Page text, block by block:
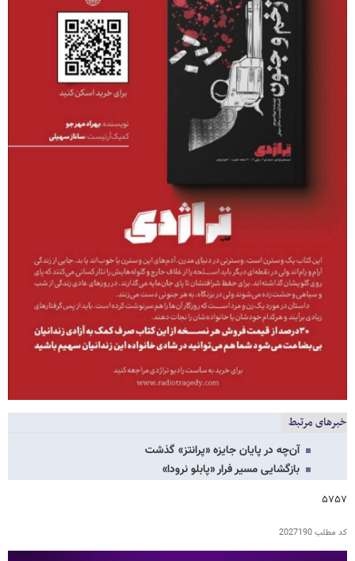
خبرهای مرتبط
آن‌چه در پایان جایزه «پرانتز» گذشت
بازگشایی مسیر فرار «پابلو نرودا»
۵۷۵۷
کد مطلب2027190